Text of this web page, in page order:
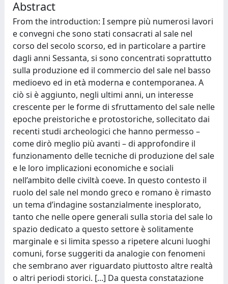
Abstract
From the introduction: I sempre più numerosi lavori
e convegni che sono stati consacrati al sale nel
corso del secolo scorso, ed in particolare a partire
dagli anni Sessanta, si sono concentrati soprattutto
sulla produzione ed il commercio del sale nel basso
medioevo ed in età moderna e contemporanea. A
ciò si è aggiunto, negli ultimi anni, un interesse
crescente per le forme di sfruttamento del sale nelle
epoche preistoriche e protostoriche, sollecitato dai
recenti studi archeologici che hanno permesso –
come dirò meglio più avanti – di approfondire il
funzionamento delle tecniche di produzione del sale
e le loro implicazioni economiche e sociali
nell’ambito delle civiltà coeve. In questo contesto il
ruolo del sale nel mondo greco e romano è rimasto
un tema d’indagine sostanzialmente inesplorato,
tanto che nelle opere generali sulla storia del sale lo
spazio dedicato a questo settore è solitamente
marginale e si limita spesso a ripetere alcuni luoghi
comuni, forse suggeriti da analogie con fenomeni
che sembrano aver riguardato piuttosto altre realtà
o altri periodi storici. [...] Da questa constatazione